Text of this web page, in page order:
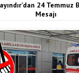
24 Temmuz
Mesajı